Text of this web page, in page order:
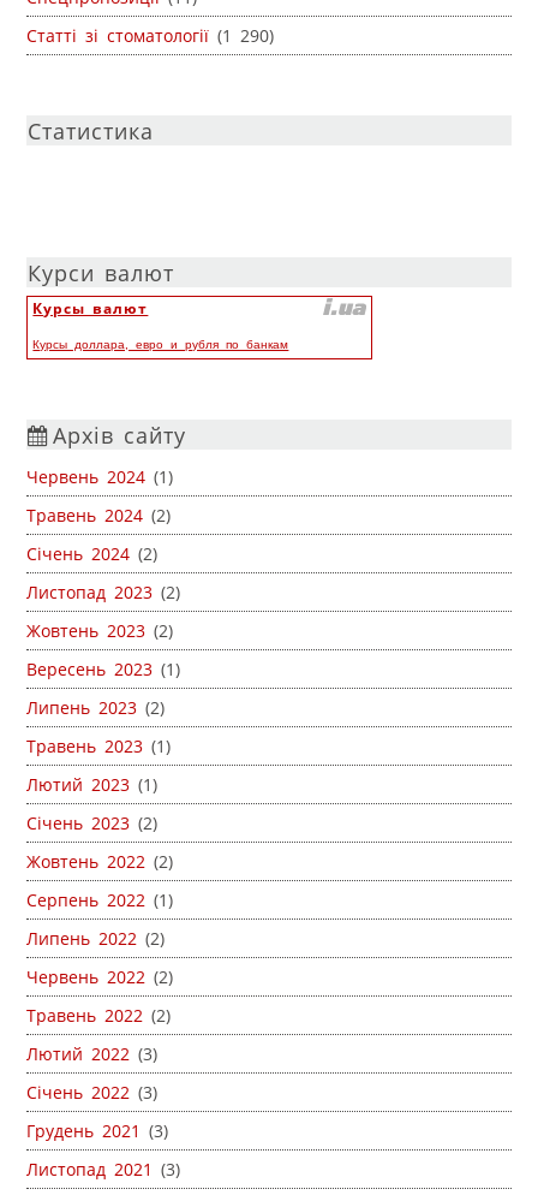
Статті зі стоматології (1 290)
Статистика
Курси валют
Курсы валют
Курсы доллара, евро и рубля по банкам
Архів сайту
Червень 2024 (1)
Травень 2024 (2)
Січень 2024 (2)
Листопад 2023 (2)
Жовтень 2023 (2)
Вересень 2023 (1)
Липень 2023 (2)
Травень 2023 (1)
Лютий 2023 (1)
Січень 2023 (2)
Жовтень 2022 (2)
Серпень 2022 (1)
Липень 2022 (2)
Червень 2022 (2)
Травень 2022 (2)
Лютий 2022 (3)
Січень 2022 (3)
Грудень 2021 (3)
Листопад 2021 (3)